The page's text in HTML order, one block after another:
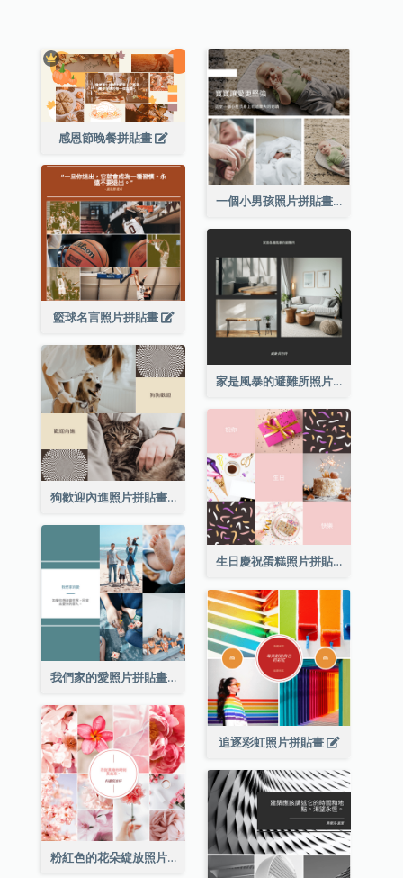
感恩節晚餐拼貼畫
一個小男孩照片拼貼畫
籃球名言照片拼貼畫
家是風暴的避難所照片拼貼畫
狗歡迎內進照片拼貼畫
生日慶祝蛋糕照片拼貼畫
我們家的愛照片拼貼畫
追逐彩虹照片拼貼畫
粉紅色的花朵綻放照片拼貼畫